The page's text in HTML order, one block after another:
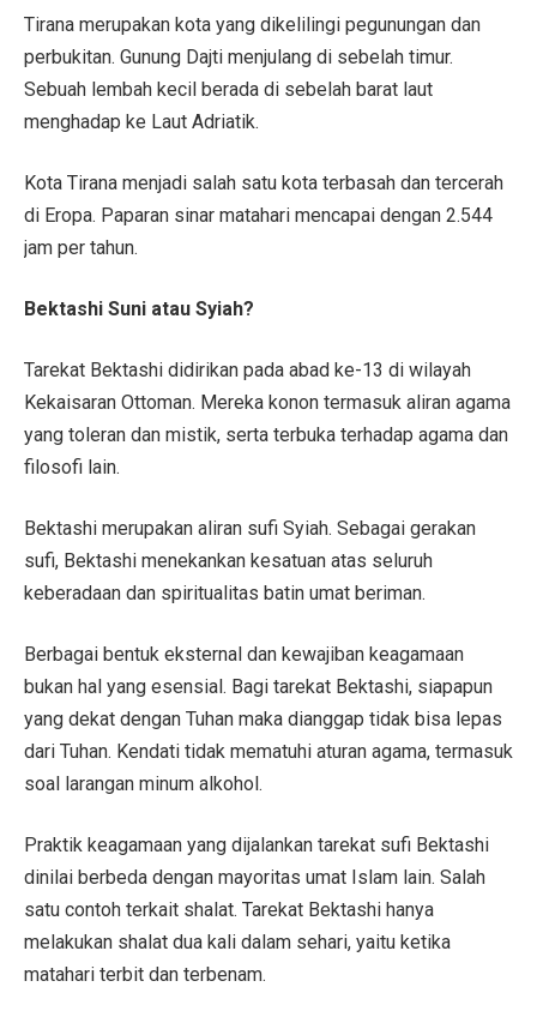
Tirana merupakan kota yang dikelilingi pegunungan dan
perbukitan. Gunung Dajti menjulang di sebelah timur.
Sebuah lembah kecil berada di sebelah barat laut
menghadap ke Laut Adriatik.
Kota Tirana menjadi salah satu kota terbasah dan tercerah
di Eropa. Paparan sinar matahari mencapai dengan 2.544
jam per tahun.
Bektashi Suni atau Syiah?
Tarekat Bektashi didirikan pada abad ke-13 di wilayah
Kekaisaran Ottoman. Mereka konon termasuk aliran agama
yang toleran dan mistik, serta terbuka terhadap agama dan
filosofi lain.
Bektashi merupakan aliran sufi Syiah. Sebagai gerakan
sufi, Bektashi menekankan kesatuan atas seluruh
keberadaan dan spiritualitas batin umat beriman.
Berbagai bentuk eksternal dan kewajiban keagamaan
bukan hal yang esensial. Bagi tarekat Bektashi, siapapun
yang dekat dengan Tuhan maka dianggap tidak bisa lepas
dari Tuhan. Kendati tidak mematuhi aturan agama, termasuk
soal larangan minum alkohol.
Praktik keagamaan yang dijalankan tarekat sufi Bektashi
dinilai berbeda dengan mayoritas umat Islam lain. Salah
satu contoh terkait shalat. Tarekat Bektashi hanya
melakukan shalat dua kali dalam sehari, yaitu ketika
matahari terbit dan terbenam.